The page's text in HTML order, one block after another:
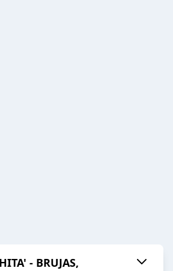
- BRUJAS,